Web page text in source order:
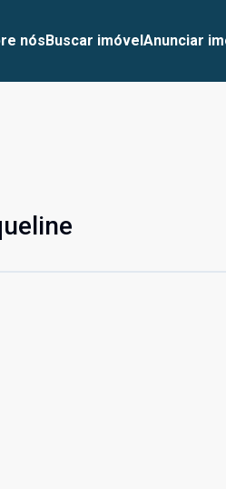
nósBuscar imóvelAnunciar